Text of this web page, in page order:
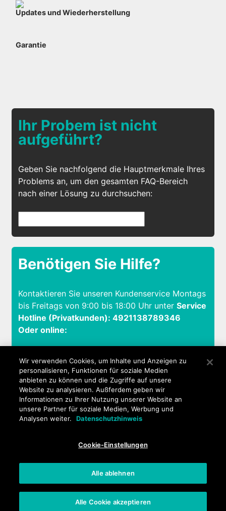
Updates und Wiederherstellung
Garantie
Ihr Probem ist nicht
aufgeführt?
Geben Sie nachfolgend die Hauptmerkmale Ihres
Problems an, um den gesamten FAQ-Bereich
nach einer Lösung zu durchsuchen:
Benötigen Sie Hilfe?
Kontaktieren Sie unseren Kundenservice Montags
bis Freitags von 9:00 bis 18:00 Uhr unter Service
Hotline (Privatkunden): 4921138789346
Oder online:
Folge uns
NEWSLETTER
Wir verwenden Cookies, um Inhalte und Anzeigen zu
personalisieren, Funktionen für soziale Medien
anbieten zu können und die Zugriffe auf unsere
Website zu analysieren. Außferdem geben wir
Informationen zu Ihrer Nutzung unserer Website an
unsere Partner für soziale Medien, Werbung und
Analysen weiter.
Datenschutzhinweis
Cookie-Einstellungen
Alle ablehnen
Alle Cookie akzeptieren